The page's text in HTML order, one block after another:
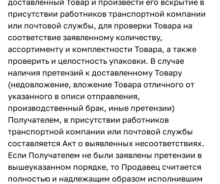
доставленный Товар и произвести его вскрытие в
присутствии работников транспортной компании
или почтовой службы, для проверки Товара на
соответствие заявленному количеству,
ассортименту и комплектности Товара, а также
проверить и целостность упаковки. В случае
наличия претензий к доставленному Товару
(недовложение, вложение Товара отличного от
указанного в описи отправления,
производственный брак, иные претензии)
Получателем, в присутствии работников
транспортной компании или почтовой службы
составляется Акт о выявленных несоответствиях.
Если Получателем не были заявлены претензии в
вышеуказанном порядке, то Продавец считается
полностью и надлежащим образом исполнившим